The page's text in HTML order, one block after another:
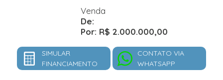
Venda
De:
Por: R$ 2.000.000,00
SIMULAR
FINANCIAMENTO
CONTATO VIA
WHATSAPP